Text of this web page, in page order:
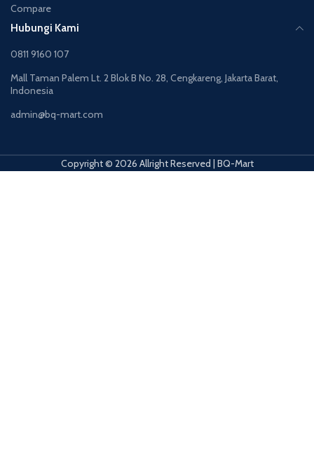
Compare
Hubungi Kami
0811 9160 107
Mall Taman Palem Lt. 2 Blok B No. 28, Cengkareng, Jakarta Barat,
Indonesia
admin@bq-mart.com
Copyright © 2026 Allright Reserved | BQ-Mart